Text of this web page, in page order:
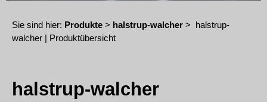
Sie sind hier: Produkte > halstrup-walcher > halstrup-
walcher | Produktübersicht
halstrup-walcher